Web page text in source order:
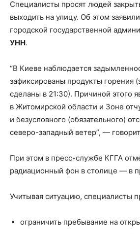
Специалисты просят людей
выходить на улицу. Об этом
городской государственной
УНН.
“В Киеве наблюдается
зафиксированы продукты горения
сделаны в 21:30). Причиной этого
в Житомирской области и Зоне
и безусловного (обязательного)
северо-западный ветер”, —
При этом в пресс-службе КГГА
радиационный фон в столице — в
Учитывая ситуацию, специалисты
ограничить пребывание на